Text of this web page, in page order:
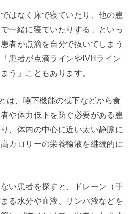
はなく床で寝ていたり、他の患
一緒に寝ていたりする」といっ
者が点滴を自分で抜いてしまう
「患者が点滴ラインやIVHライン
う」こともあります。
は、嚥下機能の低下などから食
や体力低下を防ぐ必要がある患
、体内の中心に近い太い静脈に
カロリーの栄養輸液を継続的に
い患者を探すと、ドレーン（手
る水分や血液、リンパ液などを